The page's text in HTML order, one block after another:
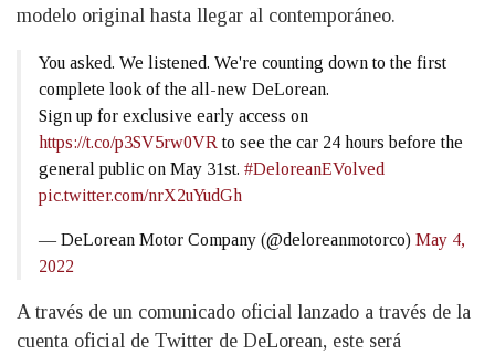
modelo original hasta llegar al contemporáneo.
You asked. We listened. We're counting down to the first
complete look of the all-new DeLorean.
Sign up for exclusive early access on
https://t.co/p3SV5rw0VR to see the car 24 hours before the
general public on May 31st. #DeloreanEVolved
pic.twitter.com/nrX2uYudGh
— DeLorean Motor Company (@deloreanmotorco) May 4,
2022
A través de un comunicado oficial lanzado a través de la
cuenta oficial de Twitter de DeLorean, este será